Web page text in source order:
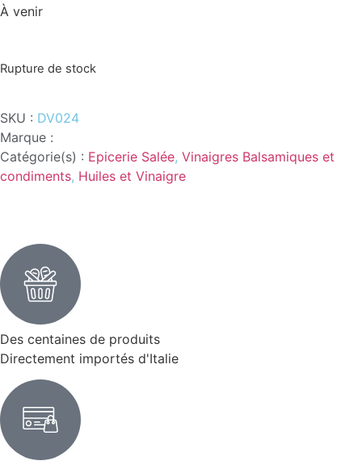
À venir
Rupture de stock
SKU : DV024
Marque :
Catégorie(s) : Epicerie Salée, Vinaigres Balsamiques et
condiments, Huiles et Vinaigre
Des centaines de produits
Directement importés d'Italie